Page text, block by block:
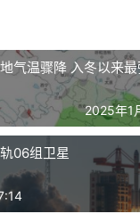
气温骤降 入冬以来
2025年1
06组卫星